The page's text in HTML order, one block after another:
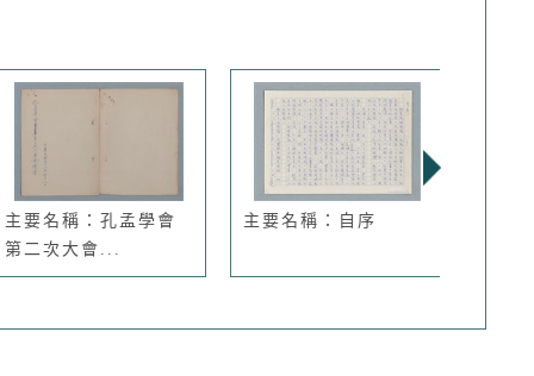
主要名稱：孔孟學會
第二次大會...
主要名稱：自序